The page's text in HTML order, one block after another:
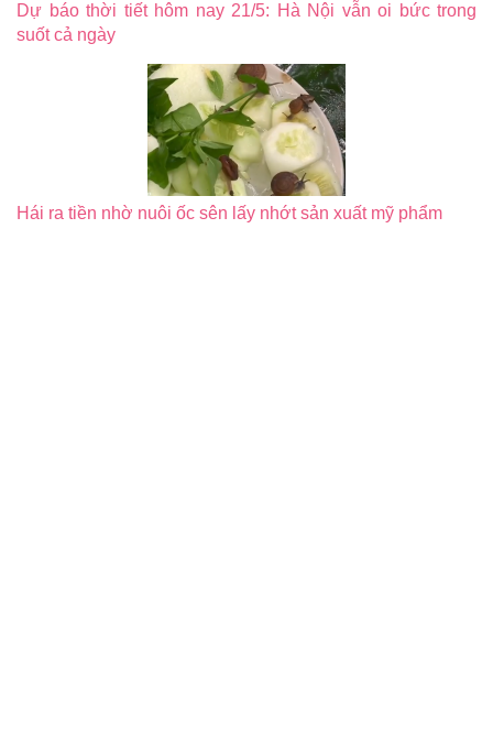
Dự báo thời tiết hôm nay 21/5: Hà Nội vẫn oi bức trong
suốt cả ngày
Hái ra tiền nhờ nuôi ốc sên lấy nhớt sản xuất mỹ phẩm